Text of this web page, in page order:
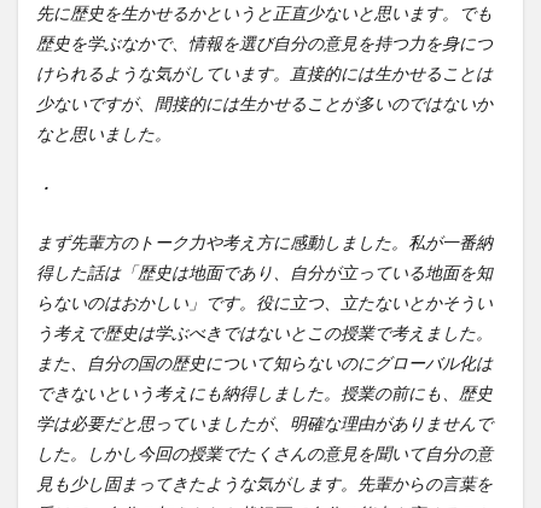
先に歴史を生かせるかというと正直少ないと思います。でも
歴史を学ぶなかで、情報を選び自分の意見を持つ力を身につ
けられるような気がしています。直接的には生かせることは
少ないですが、間接的には生かせることが多いのではないか
なと思いました。
・
まず先輩方のトーク力や考え方に感動しました。私が一番納
得した話は「歴史は地面であり、自分が立っている地面を知
らないのはおかしい」です。役に立つ、立たないとかそうい
う考えで歴史は学ぶべきではないとこの授業で考えました。
また、自分の国の歴史について知らないのにグローバル化は
できないという考えにも納得しました。授業の前にも、歴史
学は必要だと思っていましたが、明確な理由がありませんで
した。しかし今回の授業でたくさんの意見を聞いて自分の意
見も少し固まってきたような気がします。先輩からの言葉を